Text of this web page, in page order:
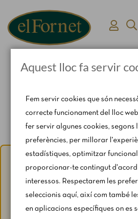
vacances, es restringeixen
caps de setmana segons
Aquest lloc fa servir
Fem servir cookies que són
correcte funcionament del lloc
fer servir algunes cookies, segons
preferències, per millorar
estadístiques, optimitzar
proporcionar-te contingut d'acord
interessos. Respectarem les
seleccionis aquí, així com també
en aplicacions específiques on es